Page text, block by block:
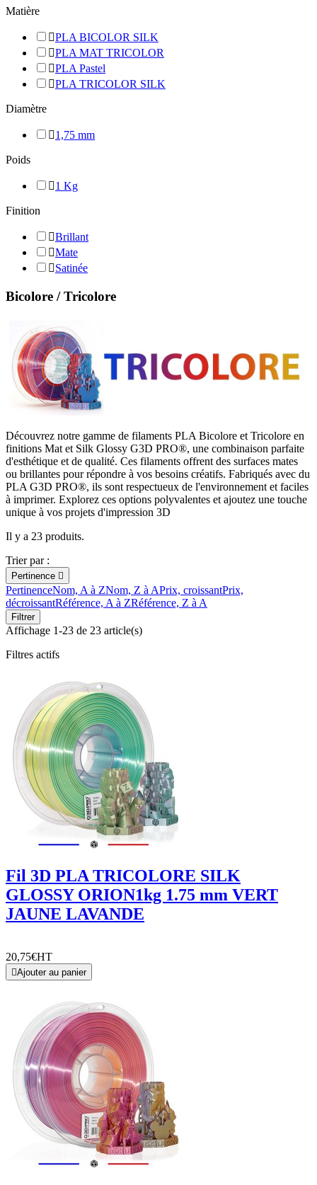
Matière
PLA BICOLOR SILK
PLA MAT TRICOLOR
PLA Pastel
PLA TRICOLOR SILK
Diamètre
1,75 mm
Poids
1 Kg
Finition
Brillant
Mate
Satinée
Bicolore / Tricolore
Découvrez notre gamme de filaments PLA Bicolore et Tricolore en
finitions Mat et Silk Glossy G3D PRO®, une combinaison parfaite
d'esthétique et de qualité. Ces filaments offrent des surfaces mates
ou brillantes pour répondre à vos besoins créatifs. Fabriqués avec du
PLA G3D PRO®, ils sont respectueux de l'environnement et faciles
à imprimer. Explorez ces options polyvalentes et ajoutez une touche
unique à vos projets d'impression 3D
Il y a 23 produits.
Trier par :
Pertinence 
PertinenceNom, A à ZNom, Z à APrix, croissantPrix,
décroissantRéférence, A à ZRéférence, Z à A
Filtrer
Affichage 1-23 de 23 article(s)
Filtres actifs
Fil 3D PLA TRICOLORE SILK
GLOSSY ORION1kg 1.75 mm VERT
JAUNE LAVANDE
20,75€HT
Ajouter au panier